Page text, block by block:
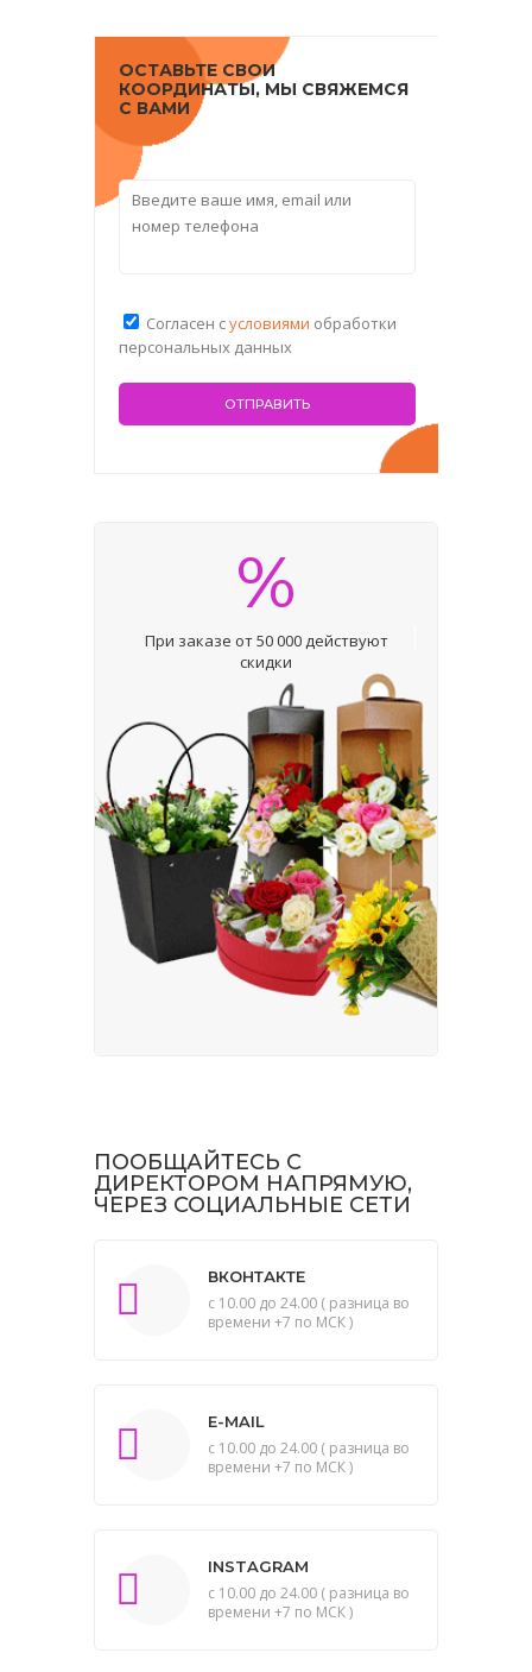
ОСТАВЬТЕ СВОИ
КООРДИНАТЫ, МЫ СВЯЖЕМСЯ
С ВАМИ
Согласен сусловиями обработки
персональных данных
%
При заказе от 50 000 действуют
скидки
ПООБЩАЙТЕСЬ С
ДИРЕКТОРОМ НАПРЯМУЮ,
ЧЕРЕЗ СОЦИАЛЬНЫЕ СЕТИ
ВКОНТАКТЕ
с 10.00 до 24.00 ( разница во
времени +7 по МСК )
E-MAIL
с 10.00 до 24.00 ( разница во
времени +7 по МСК )
INSTAGRAM
с 10.00 до 24.00 ( разница во
времени +7 по МСК )